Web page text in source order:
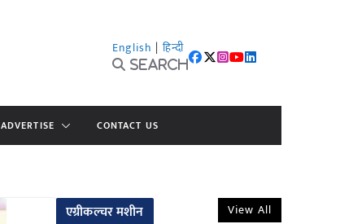
English | हिन्दी
Search
ADVERTISE CONTACT US
एग्रीकल्चर मशीन View All